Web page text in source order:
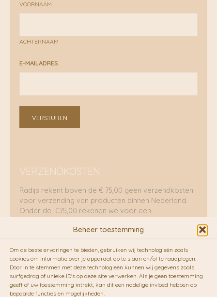
Beheer toestemming
Om de beste ervaringen te bieden, gebruiken wij technologieën zoals
cookies om informatie over je apparaat op te slaan en/of te raadplegen.
Door in te stemmen met deze technologieën kunnen wij gegevens zoals
surfgedrag of unieke ID's op deze site verwerken. Als je geen toestemming
geeft of uw toestemming intrekt, kan dit een nadelige invloed hebben op
bepaalde functies en mogelijkheden.
VOORNAAM
ACHTERNAAM
E-MAILADRES
VERSTUREN
VERZENDKOSTEN
Radijs rekent boven de € 75,00 geen verzendkosten
voor verzending van producten binnen Nederland.
Onder de €75,00 rekenen we voor een
RADIJS werkt samen met de duurzame bezorgdienst
vanFietskoeriers.nl. Pakketten (mits voorradig) voor
10.00 uur besteld op een doordeweekse dag,
bezorgen zij soms nog op dezelfde dag in de